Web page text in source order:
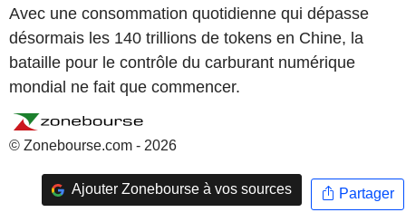
Avec une consommation quotidienne qui dépasse
désormais les 140 trillions de tokens en Chine, la
bataille pour le contrôle du carburant numérique
mondial ne fait que commencer.
© Zonebourse.com - 2026
Ajouter Zonebourse à vos sources Partager